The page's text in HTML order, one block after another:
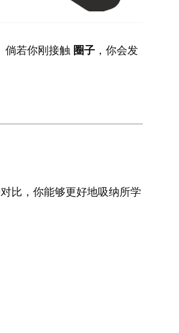
倘若你刚接触 圈子 ，你会发
比，你能够更好地吸纳所学